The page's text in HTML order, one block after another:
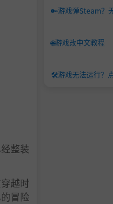
整装
越时
冒险
🔑游戏弹Steam？
🌐游戏改中文教程
🛠️游戏无法运行？